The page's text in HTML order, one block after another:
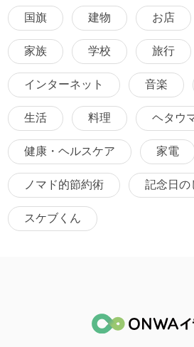
国旗 建物 お店
家族 学校 旅行
インターネット 音楽
生活 料理 ヘタウ
健康・ヘルスケア 家電
ノマド的節約術 記念日の
スケブくん